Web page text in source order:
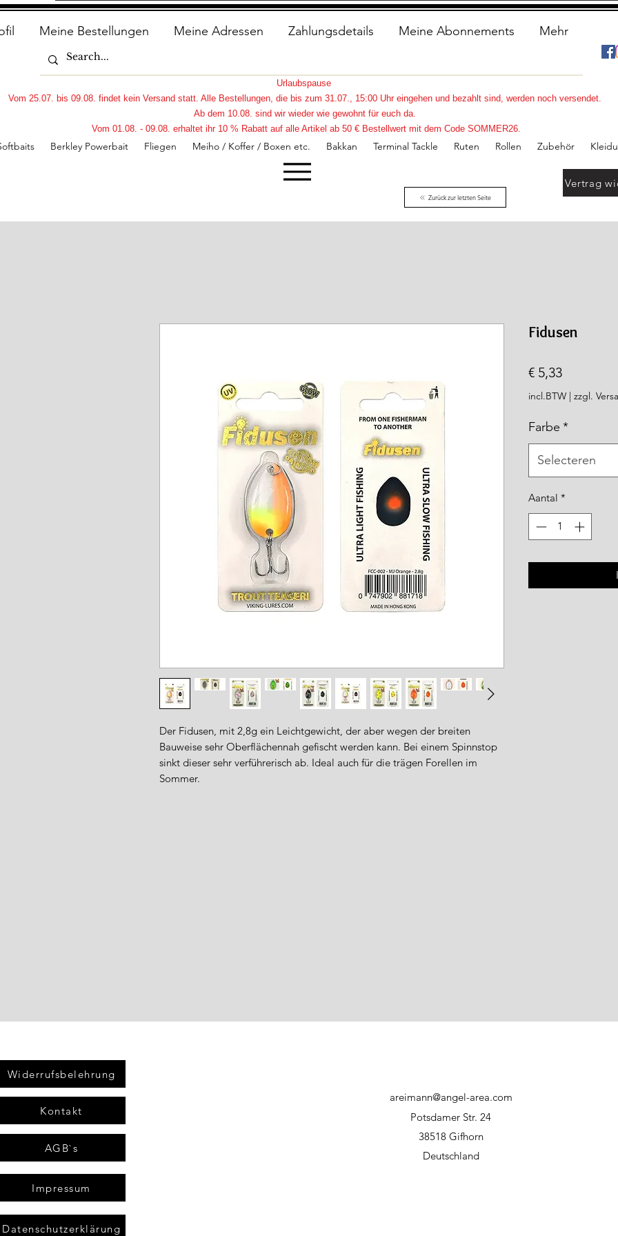
www.angel-area.com
Meine Bestellungen Meine Adressen Zahlungsdetails Meine Abonnements Mehr
Berkley Powerbait Fliegen Meiho / Koffer / Boxen etc. Bakkan Terminal Tackle Ruten Rollen Zubehör
Urlaubspause
Vom 25.07. bis 09.08. findet kein Versand statt. Alle Bestellungen, die bis zum 31.07., 15:00 Uhr eingehen und bezahlt sind, werden noch versendet.
Ab dem 10.08. sind wir wieder wie gewohnt für euch da.
Vom 01.08. - 09.08. erhaltet ihr 10 % Rabatt auf alle Artikel ab 50 € Bestellwert mit dem Code SOMMER26.
Vertrag
Zurück zur letzten Seite
Der Fidusen, mit 2,8g ein Leichtgewicht, der aber wegen der breiten
Bauweise sehr Oberflächennah gefischt werden kann. Bei einem Spinnstop
sinkt dieser sehr verführerisch ab. Ideal auch für die trägen Forellen im
Sommer.
Fidusen
€ 5,33Prijs
incl.BTW | zzgl.
Farbe *
Selecteren
Aantal *
Widerrufsbelehrung
Kontakt
AGB`s
Impressum
Datenschutzerklärung
areimann@angel-area.com
Potsdamer Str. 24
38518 Gifhorn
Deutschland